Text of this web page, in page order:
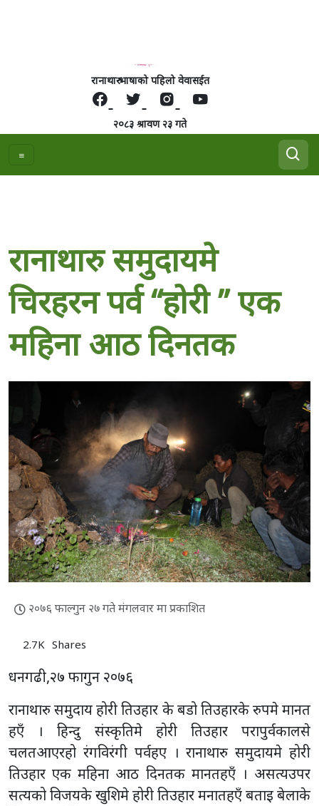
रानाथारु भाषाको पहिलो वेवासईत
२०८३ श्रावण २३ गते
रानाथारु समुदायमे
चिरहरन पर्व “हाेरी ” एक
महिना आठ दिनतक
२०७६ फाल्गुन २७ गते मंगलवार मा प्रकाशित
2.7K Shares
धनगढी,२७ फागुन २०७६
रानाथारु समुदाय होरी तिउहार के बडो तिउहारके रुपमे मानत
हएँ । हिन्दु संस्कृतिमे होरी तिउहार परापुर्वकालसे
चलतआएरहो रंगविरंगी पर्वहए । रानाथारु समुदायमे होरी
तिउहार एक महिना आठ दिनतक मानतहएँ । असत्यउपर
सत्यको विजयके खुशिमे होरी तिउहार मनातहएँ बताइ बेलाके